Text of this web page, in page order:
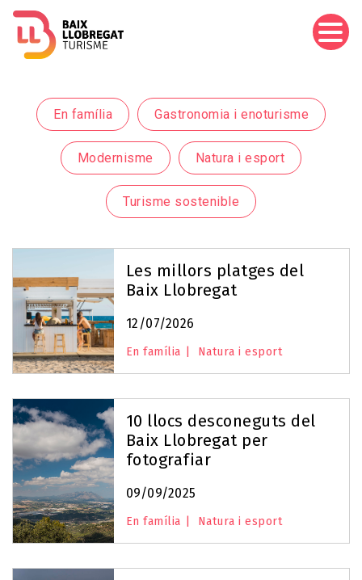
En família Gastronomia i enoturisme
Modernisme Natura i esport
Turisme sostenible
Les millors platges del
Baix Llobregat
12/07/2026
En família Natura i esport
10 llocs desconeguts del
Baix Llobregat per
fotografiar
09/09/2025
En família Natura i esport